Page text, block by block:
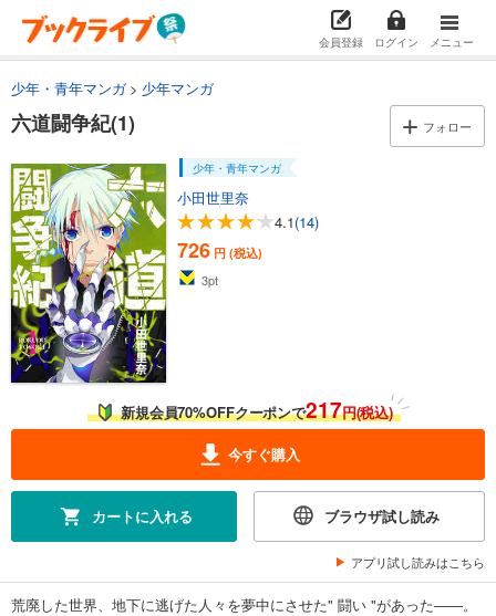
会員登録 ログイン メニュー
少年・青年マンガ 少年マンガ
六道闘争紀(1) フォロー
少年・青年マンガ
小田世里奈
4.1(14)
726 円 (税込)
3pt
新規会員70%OFFクーポンで217円(税込)
今すぐ購入
カートに入れる ブラウザ試し読み
アプリ試し読みはこちら
荒廃した世界、地下に逃げた人々を夢中にさせた" 闘い "があった――。